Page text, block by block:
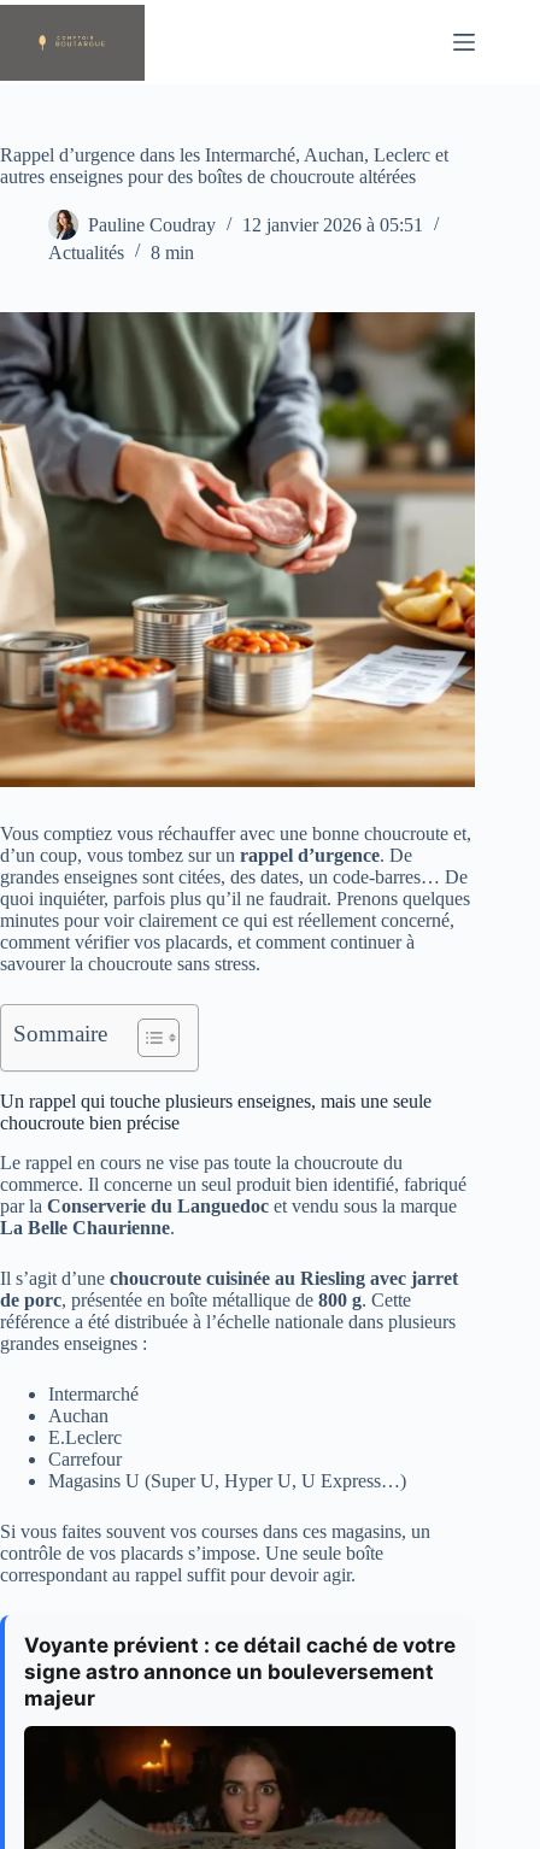
Passer
contenu
Rappel d’urgence dans les Intermarché, Auchan, Leclerc et
autres enseignes pour des boîtes de choucroute altérées
Pauline Coudray
12 janvier 2026 à 05:51
Actualités
8 min
Vous comptiez vous réchauffer avec une bonne choucroute et,
d’un coup, vous tombez sur un rappel d’urgence. De
grandes enseignes sont citées, des dates, un code-barres… De
quoi inquiéter, parfois plus qu’il ne faudrait. Prenons quelques
minutes pour voir clairement ce qui est réellement concerné,
comment vérifier vos placards, et comment continuer à
savourer la choucroute sans stress.
Sommaire
Un rappel qui touche plusieurs enseignes, mais une seule
choucroute bien précise
Le rappel en cours ne vise pas toute la choucroute du
commerce. Il concerne un seul produit bien identifié, fabriqué
par la Conserverie du Languedoc et vendu sous la marque
La Belle Chaurienne.
Il s’agit d’une choucroute cuisinée au Riesling avec jarret
de porc, présentée en boîte métallique de 800 g. Cette
référence a été distribuée à l’échelle nationale dans plusieurs
grandes enseignes :
Intermarché
Auchan
E.Leclerc
Carrefour
Magasins U (Super U, Hyper U, U Express…)
Si vous faites souvent vos courses dans ces magasins, un
contrôle de vos placards s’impose. Une seule boîte
correspondant au rappel suffit pour devoir agir.
Voyante prévient : ce détail caché de votre
signe astro annonce un bouleversement
majeur